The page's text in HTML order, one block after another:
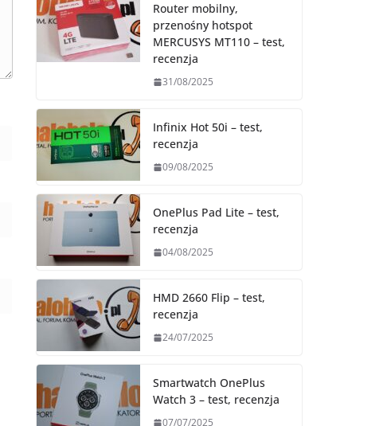
Router mobilny,
przenośny hotspot
MERCUSYS MT110 – test,
recenzja
31/08/2025
Infinix Hot 50i – test,
recenzja
09/08/2025
OnePlus Pad Lite – test,
recenzja
04/08/2025
HMD 2660 Flip – test,
recenzja
24/07/2025
Smartwatch OnePlus
Watch 3 – test, recenzja
07/07/2025